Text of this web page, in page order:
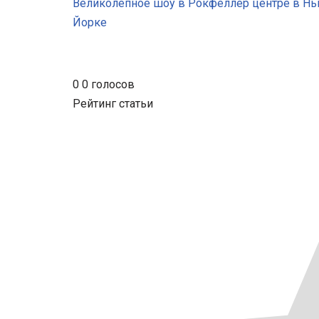
Великолепное шоу в Рокфеллер центре в
Йорке
0 0 голосов
Рейтинг статьи